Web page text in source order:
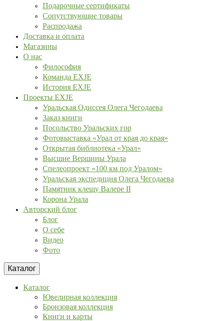
Подарочные сертификаты
Сопутствующие товары
Распродажа
Доставка и оплата
Магазины
О нас
Философия
Команда EXJE
История EXJE
Проекты EXJE
Уральская Одиссея Олега Чегодаева
Заказ книги
Посольство Уральских гор
Фотовыставка «Урал от края до края»
Открытая библиотека «Урал»
Высшие Вершины Урала
Спелеопроект «100 км под Уралом»
Уральская экспедиция Олега Чегодаева
Памятник клещу Валере II
Корона Урала
Авторский блог
Блог
О себе
Видео
Фото
Каталог
Каталог
Ювелирная коллекция
Бронзовая коллекция
Книги и карты